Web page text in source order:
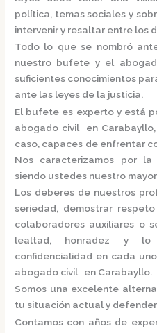
política, temas sociales y
intervenir y resaltar entre los
Todo lo que se nombró
nuestro bufete y el
suficientes conocimientos
ante las leyes de la justicia.
El bufete es experto y está
abogado civil en Carabayllo,
caso, capaces de enfrentar
Nos caracterizamos por
siendo ustedes nuestro
Los deberes de nuestros
seriedad, demostrar
colaboradores auxiliares o
lealtad, honradez y
confidencialidad en cada
abogado civil en Carabayllo.
Somos una excelente
tu situación actual y
Contamos con años de